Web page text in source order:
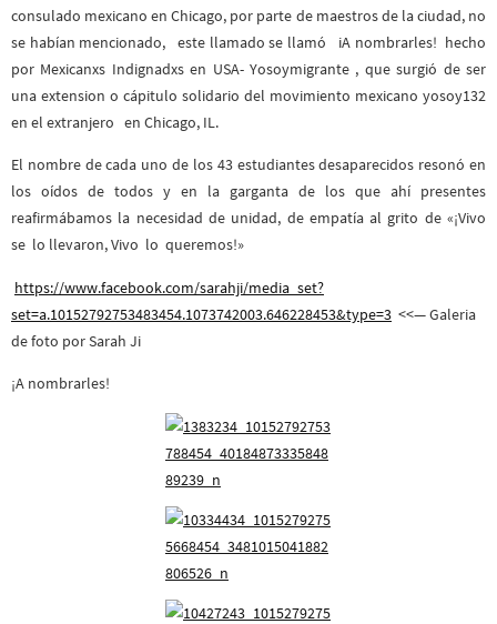
consulado mexicano en Chicago, por parte de maestros de la ciudad, no
se habían mencionado, este llamado se llamó iA nombrarles! hecho
por Mexicanxs Indignadxs en USA- Yosoymigrante , que surgió de ser
una extension o cápitulo solidario del movimiento mexicano yosoy132
en el extranjero en Chicago, IL.
El nombre de cada uno de los 43 estudiantes desaparecidos resonó en
los oídos de todos y en la garganta de los que ahí presentes
reafirmábamos la necesidad de unidad, de empatía al grito de «¡Vivo
se lo llevaron, Vivo lo queremos!»
https://www.facebook.com/sarahji/media_set?
set=a.10152792753483454.1073742003.646228453&type=3 <<— Galeria
de foto por Sarah Ji
¡A nombrarles!